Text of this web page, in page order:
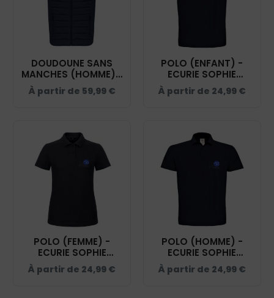
DOUDOUNE SANS
MANCHES (HOMME) -
ECURIE SOPHIE
DECHOUX - NAVY -
À partir de 59,99 €
POLO (ENFANT) -
ECURIE SOPHIE
DECHOUX - NAVY -
BCK424
À partir de 24,99 €
POLO (FEMME) -
ECURIE SOPHIE
DECHOUX - NAVY -
BCI1F
À partir de 24,99 €
POLO (HOMME) -
ECURIE SOPHIE
DECHOUX - NAVY -
BCID1
À partir de 24,99 €